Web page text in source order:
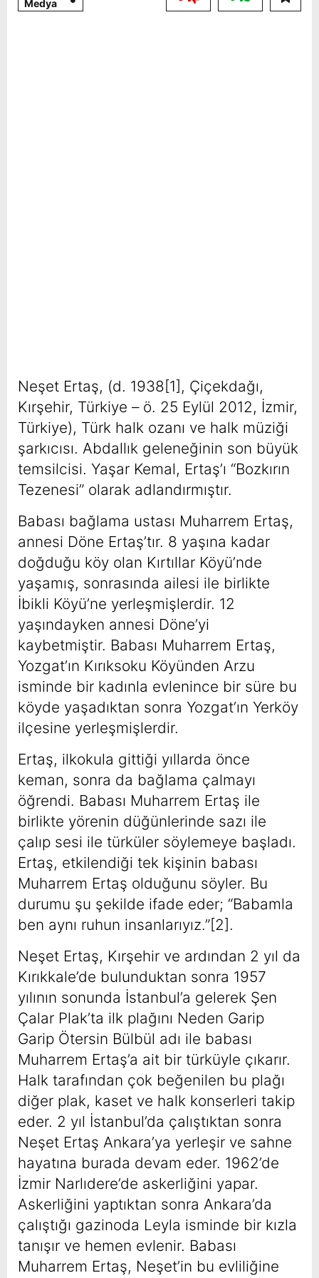
Medya
Neşet Ertaş, (d. 1938[1], Çiçekdağı,
Kırşehir, Türkiye – ö. 25 Eylül 2012, İzmir,
Türkiye), Türk halk ozanı ve halk müziği
şarkıcısı. Abdallık geleneğinin son büyük
temsilcisi. Yaşar Kemal, Ertaş’ı “Bozkırın
Tezenesi” olarak adlandırmıştır.
Babası bağlama ustası Muharrem Ertaş,
annesi Döne Ertaş’tır. 8 yaşına kadar
doğduğu köy olan Kırtıllar Köyü’nde
yaşamış, sonrasında ailesi ile birlikte
İbikli Köyü’ne yerleşmişlerdir. 12
yaşındayken annesi Döne’yi
kaybetmiştir. Babası Muharrem Ertaş,
Yozgat’ın Kırıksoku Köyünden Arzu
isminde bir kadınla evlenince bir süre bu
köyde yaşadıktan sonra Yozgat’ın Yerköy
ilçesine yerleşmişlerdir.
Ertaş, ilkokula gittiği yıllarda önce
keman, sonra da bağlama çalmayı
öğrendi. Babası Muharrem Ertaş ile
birlikte yörenin düğünlerinde sazı ile
çalıp sesi ile türküler söylemeye başladı.
Ertaş, etkilendiği tek kişinin babası
Muharrem Ertaş olduğunu söyler. Bu
durumu şu şekilde ifade eder; “Babamla
ben aynı ruhun insanlarıyız.”[2].
Neşet Ertaş, Kırşehir ve ardından 2 yıl da
Kırıkkale’de bulunduktan sonra 1957
yılının sonunda İstanbul’a gelerek Şen
Çalar Plak’ta ilk plağını Neden Garip
Garip Ötersin Bülbül adı ile babası
Muharrem Ertaş’a ait bir türküyle çıkarır.
Halk tarafından çok beğenilen bu plağı
diğer plak, kaset ve halk konserleri takip
eder. 2 yıl İstanbul’da çalıştıktan sonra
Neşet Ertaş Ankara’ya yerleşir ve sahne
hayatına burada devam eder. 1962’de
İzmir Narlıdere’de askerliğini yapar.
Askerliğini yaptıktan sonra Ankara’da
çalıştığı gazinoda Leyla isminde bir kızla
tanışır ve hemen evlenir. Babası
Muharrem Ertaş, Neşet’in bu evliliğine